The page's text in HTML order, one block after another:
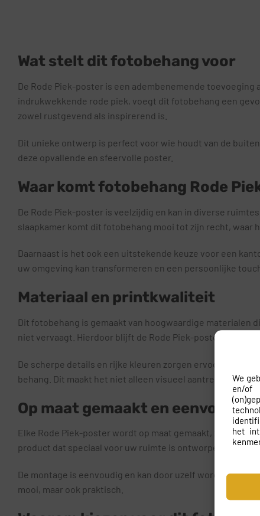
We
en/of
het
Wat stelt dit fotobehang voor
De Rode Piek-poster is een adembenemende
indrukwekkende rode piek, voegt dit fotobehang een
zowel rustgevend als inspirerend is.
Dit unieke ontwerp is perfect voor wie houdt van de
deze opvallende en sfeervolle poster.
Waar komt fotobehang Rode
De Rode Piek-poster is veelzijdig en kan in diverse
slaapkamer komt dit fotobehang mooi tot zijn recht, waar
Daarnaast is het ook een uitstekende keuze voor een
uw omgeving kan transformeren en een persoonlijke
Materiaal en printkwaliteit
Dit fotobehang is gemaakt van hoogwaardige materialen
niet vervaagt. Hierdoor blijft de Rode Piek-poster er
De scherpe details en rijke kleuren zorgen ervoor dat de
behang. Dit maakt het niet alleen visueel aantrekkelijk,
Op maat gemaakt en
Elke Rode Piek-poster wordt op maat gemaakt, zodat
product dat speciaal voor uw ruimte is ontworpen.
De montage is eenvoudig en kan door uzelf worden
mooi, maar ook praktisch.